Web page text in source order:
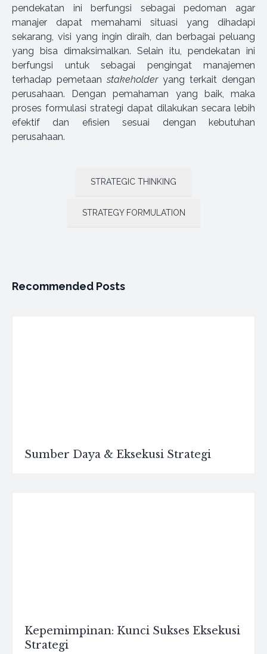
pendekatan ini berfungsi sebagai pedoman agar
manajer dapat memahami situasi yang dihadapi
sekarang, visi yang ingin diraih, dan berbagai peluang
yang bisa dimaksimalkan. Selain itu, pendekatan ini
berfungsi untuk sebagai pengingat manajemen
terhadap pemetaan stakeholder yang terkait dengan
perusahaan. Dengan pemahaman yang baik, maka
proses formulasi strategi dapat dilakukan secara lebih
efektif dan efisien sesuai dengan kebutuhan
perusahaan.
STRATEGIC THINKING
STRATEGY FORMULATION
Recommended Posts
Sumber Daya & Eksekusi Strategi
Kepemimpinan: Kunci Sukses Eksekusi
Strategi